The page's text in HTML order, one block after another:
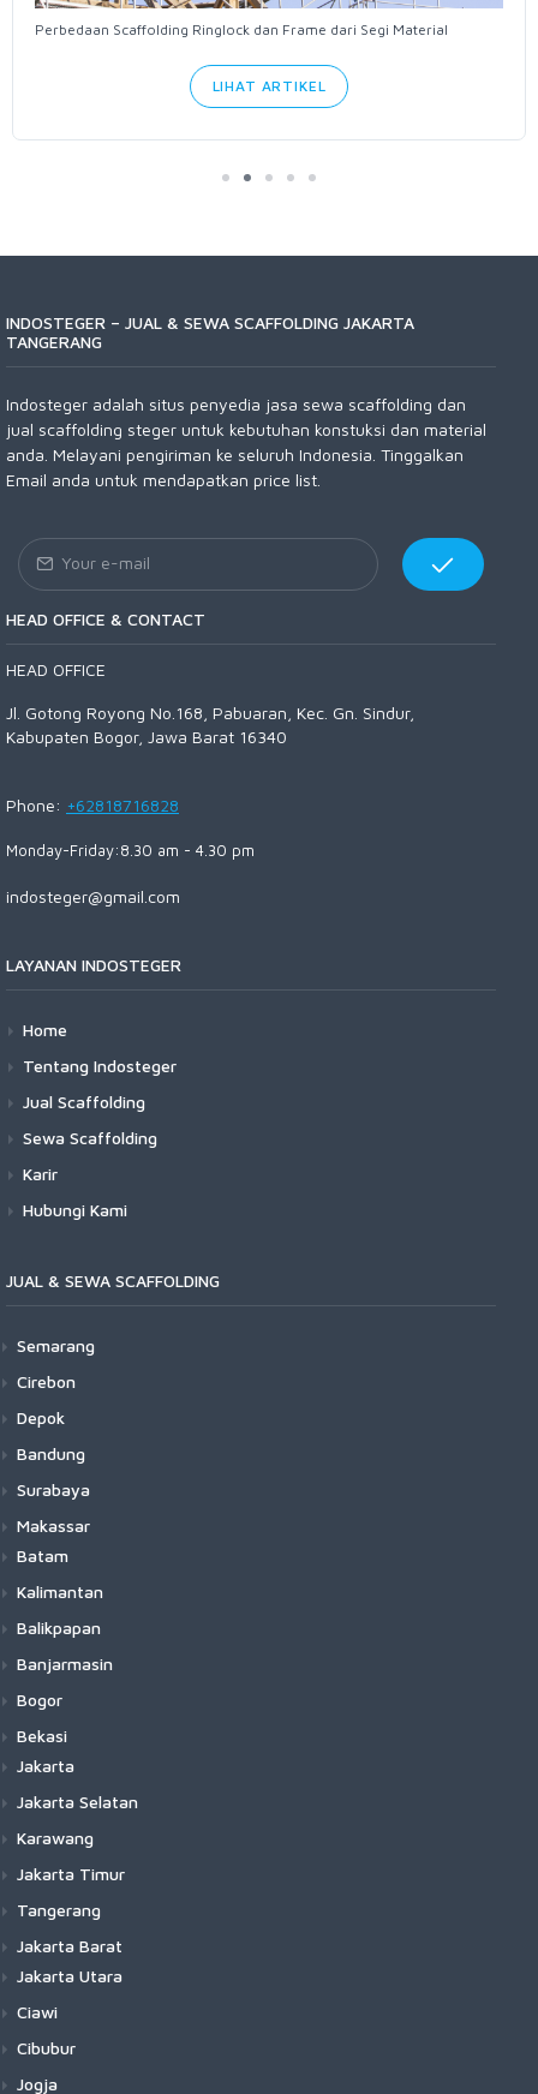
Perbedaan Scaffolding Ringlock dan Frame dari Segi Material
LIHAT ARTIKEL
INDOSTEGER – JUAL & SEWA SCAFFOLDING JAKARTA
TANGERANG
Indosteger adalah situs penyedia jasa sewa scaffolding dan
jual scaffolding steger untuk kebutuhan konstuksi dan material
anda. Melayani pengiriman ke seluruh Indonesia. Tinggalkan
Email anda untuk mendapatkan price list.
HEAD OFFICE & CONTACT
HEAD OFFICE
Jl. Gotong Royong No.168, Pabuaran, Kec. Gn. Sindur,
Kabupaten Bogor, Jawa Barat 16340
Phone: +62818716828
Monday-Friday:8.30 am - 4.30 pm
indosteger@gmail.com
LAYANAN INDOSTEGER
Home
Tentang Indosteger
Jual Scaffolding
Sewa Scaffolding
Karir
Hubungi Kami
JUAL & SEWA SCAFFOLDING
Semarang
Cirebon
Depok
Bandung
Surabaya
Makassar
Batam
Kalimantan
Balikpapan
Banjarmasin
Bogor
Bekasi
Jakarta
Jakarta Selatan
Karawang
Jakarta Timur
Tangerang
Jakarta Barat
Jakarta Utara
Ciawi
Cibubur
Jogja